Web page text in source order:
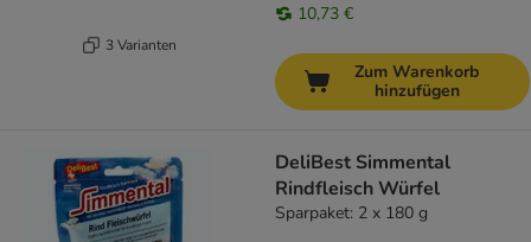
3 Varianten
10,73 €
Zum Warenkorb
hinzufügen
DeliBest Simmental
Rindfleisch Würfel
Sparpaket: 2 x 180 g